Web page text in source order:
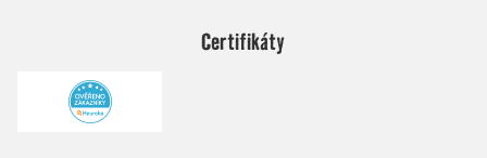
Certifikáty